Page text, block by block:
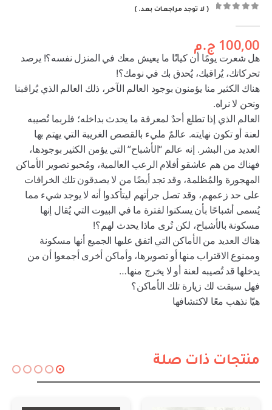
( لا توجد مراجعات بعد. )
100,00 ج.م
هل شعرت يومًا أن كيانًا ما يعيش معك في المنزل نفسه؟! يرصد
تحركاتك، يُراقبك، يُحدق بك في نومك؟!
هناك الكثير منا يؤمنون بوجود العالم الآخر، ذلك العالم الذي يُراقبنا
ونحن لا نراه.
العالم الذي إذا تطلع أحدٌ لمعرفة ما يحدث بداخله؛ فلربما تُصيبه
لعنة أو تكون نهايته. عالمٌ مليء بالقصص الغريبة التي يهتم بها
العديد من البشر. إنه عالم “الأشباح” التي يؤمن الكثير بوجودها،
فهناك من هم عاشقو أفلام الرعب العالمية، ومُحبو تصوير الأماكن
المهجورة والمُظلمة، وقد تجد أيضًا من لا يصدقون تلك الخرافات
على حد زعمهم، وقد تصل جرأتهم ليتأكدوا أنه لا يوجد شيء مما
يُسمى أشباحًا بأن يسكنوا لفترة ما في البيوت التي يُقال إنها
مسكونة بالأشباح، لكن تُرى ماذا يحدث لهم؟!
هناك العديد من الأماكن التي اتفق عليها الجميع أنها مسكونة
وممنوع الاقتراب منها أو تصويرها، وأماكن أخرى أجمعوا أن من
يدخلها قد تُصيبه لعنة أو لا يخرج منها…
فهل سبقت لك زيارة تلك الأماكن؟
هيّا نذهب معًا لاكتشافها
منتجات ذات صلة